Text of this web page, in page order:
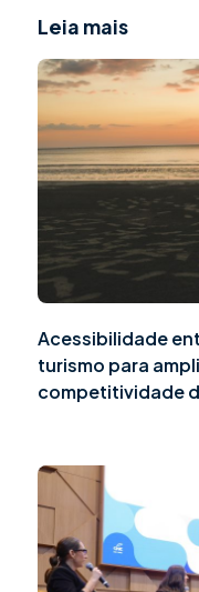
Leia mais
Acessibilidade
turismo para
competitividade